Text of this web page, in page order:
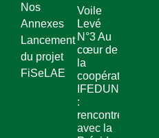
Nos
Annexes
Lancement
du projet
FiSeLAE
Voile
Levé
N°3 Au
cœur de
la
coopérative
IFEDUN
:
rencontre
avec la